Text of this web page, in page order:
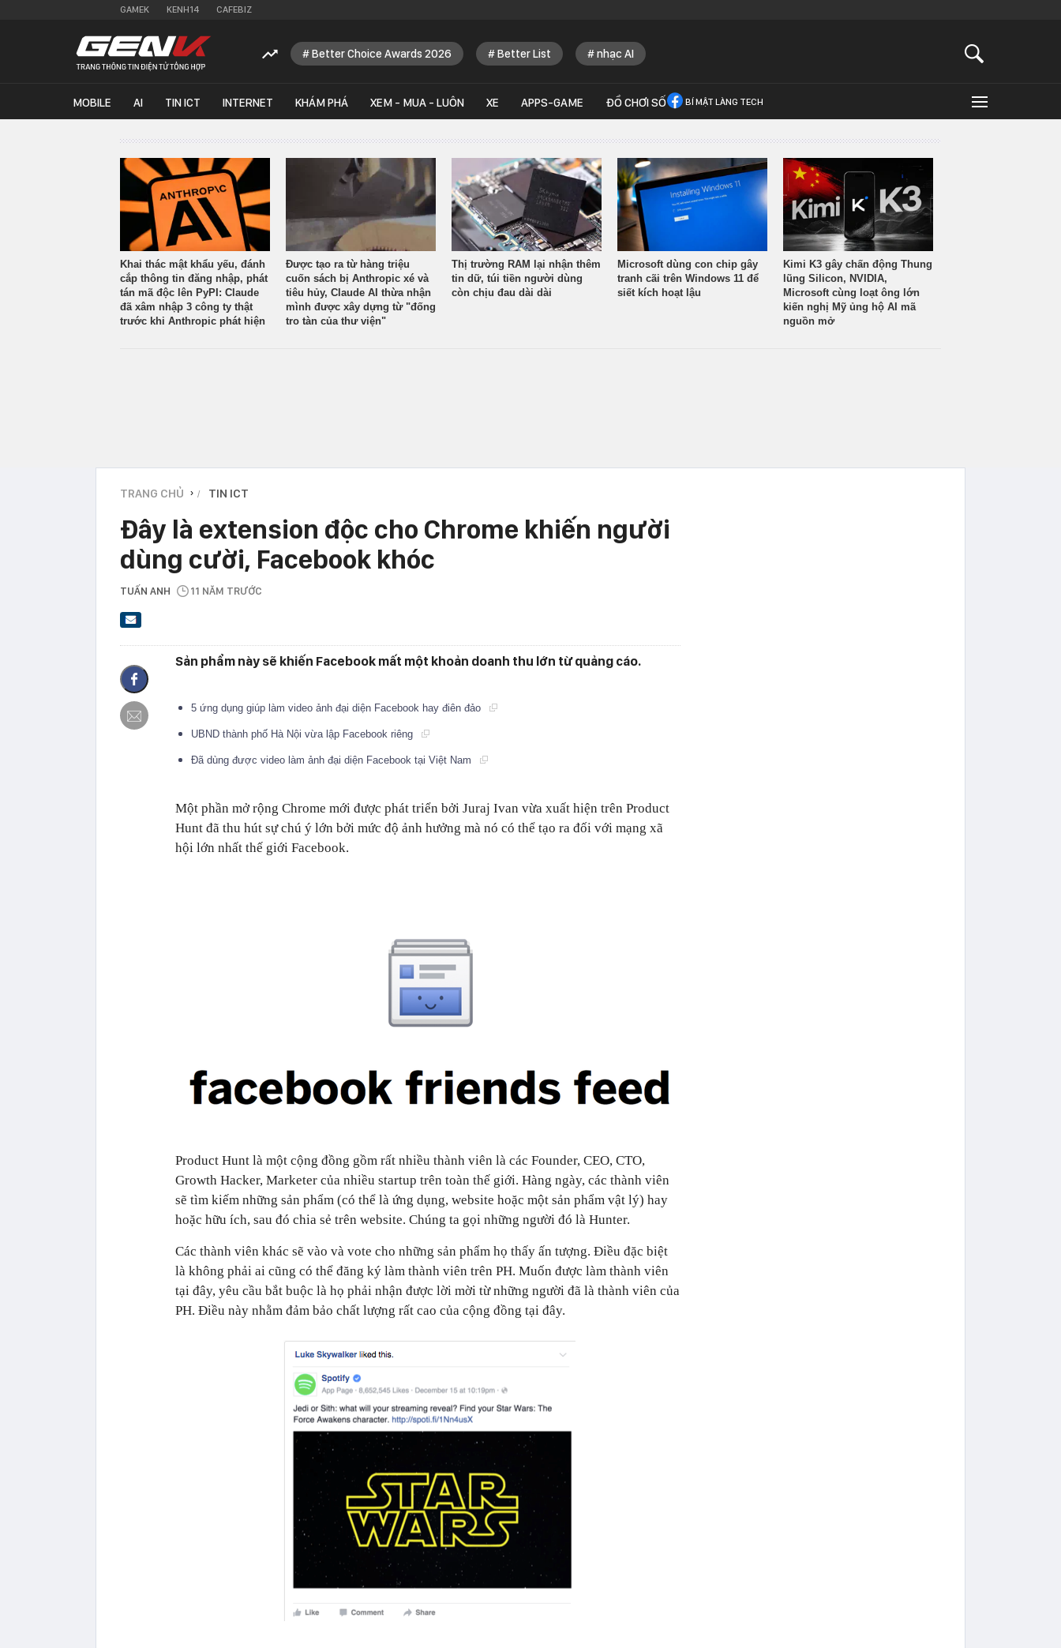
GAMEK KENH14 CAFEBIZ
Better Choice Awards 2026 Better List nhạc AI
MOBILE AI TIN ICT INTERNET KHÁM PHÁ XEM - MUA - LUÔN XE APPS-GAME ĐỒ CHƠI SỐ BÍ MẬT LÀNG TECH
Khai thác mật khẩu yếu, đánh
cắp thông tin đăng nhập, phát
tán mã độc lên PyPI: Claude
đã xâm nhập 3 công ty thật
trước khi Anthropic phát hiện
Được tạo ra từ hàng triệu
cuốn sách bị Anthropic xé và
tiêu hủy, Claude AI thừa nhận
mình được xây dựng từ "đống
tro tàn của thư viện"
Thị trường RAM lại nhận thêm
tin dữ, túi tiền người dùng
còn chịu đau dài dài
Microsoft dùng con chip gây
tranh cãi trên Windows 11 để
siết kích hoạt lậu
Kimi K3 gây chấn động Thung
lũng Silicon, NVIDIA,
Microsoft cùng loạt ông lớn
kiến nghị Mỹ ủng hộ AI mã
nguồn mở
TRANG CHỦ › TIN ICT
Đây là extension độc cho Chrome khiến người
dùng cười, Facebook khóc
TUẤN ANH 11 NĂM TRƯỚC
Sản phẩm này sẽ khiến Facebook mất một khoản doanh thu lớn từ quảng cáo.
5 ứng dụng giúp làm video ảnh đại diện Facebook hay điên đảo
UBND thành phố Hà Nội vừa lập Facebook riêng
Đã dùng được video làm ảnh đại diện Facebook tại Việt Nam
Một phần mở rộng Chrome mới được phát triển bởi Juraj Ivan vừa xuất hiện trên Product
Hunt đã thu hút sự chú ý lớn bởi mức độ ảnh hưởng mà nó có thể tạo ra đối với mạng xã
hội lớn nhất thế giới Facebook.
Product Hunt là một cộng đồng gồm rất nhiều thành viên là các Founder, CEO, CTO,
Growth Hacker, Marketer của nhiều startup trên toàn thế giới. Hàng ngày, các thành viên
sẽ tìm kiếm những sản phẩm (có thể là ứng dụng, website hoặc một sản phẩm vật lý) hay
hoặc hữu ích, sau đó chia sẻ trên website. Chúng ta gọi những người đó là Hunter.
Các thành viên khác sẽ vào và vote cho những sản phẩm họ thấy ấn tượng. Điều đặc biệt
là không phải ai cũng có thể đăng ký làm thành viên trên PH. Muốn được làm thành viên
tại đây, yêu cầu bắt buộc là họ phải nhận được lời mời từ những người đã là thành viên của
PH. Điều này nhằm đảm bảo chất lượng rất cao của cộng đồng tại đây.